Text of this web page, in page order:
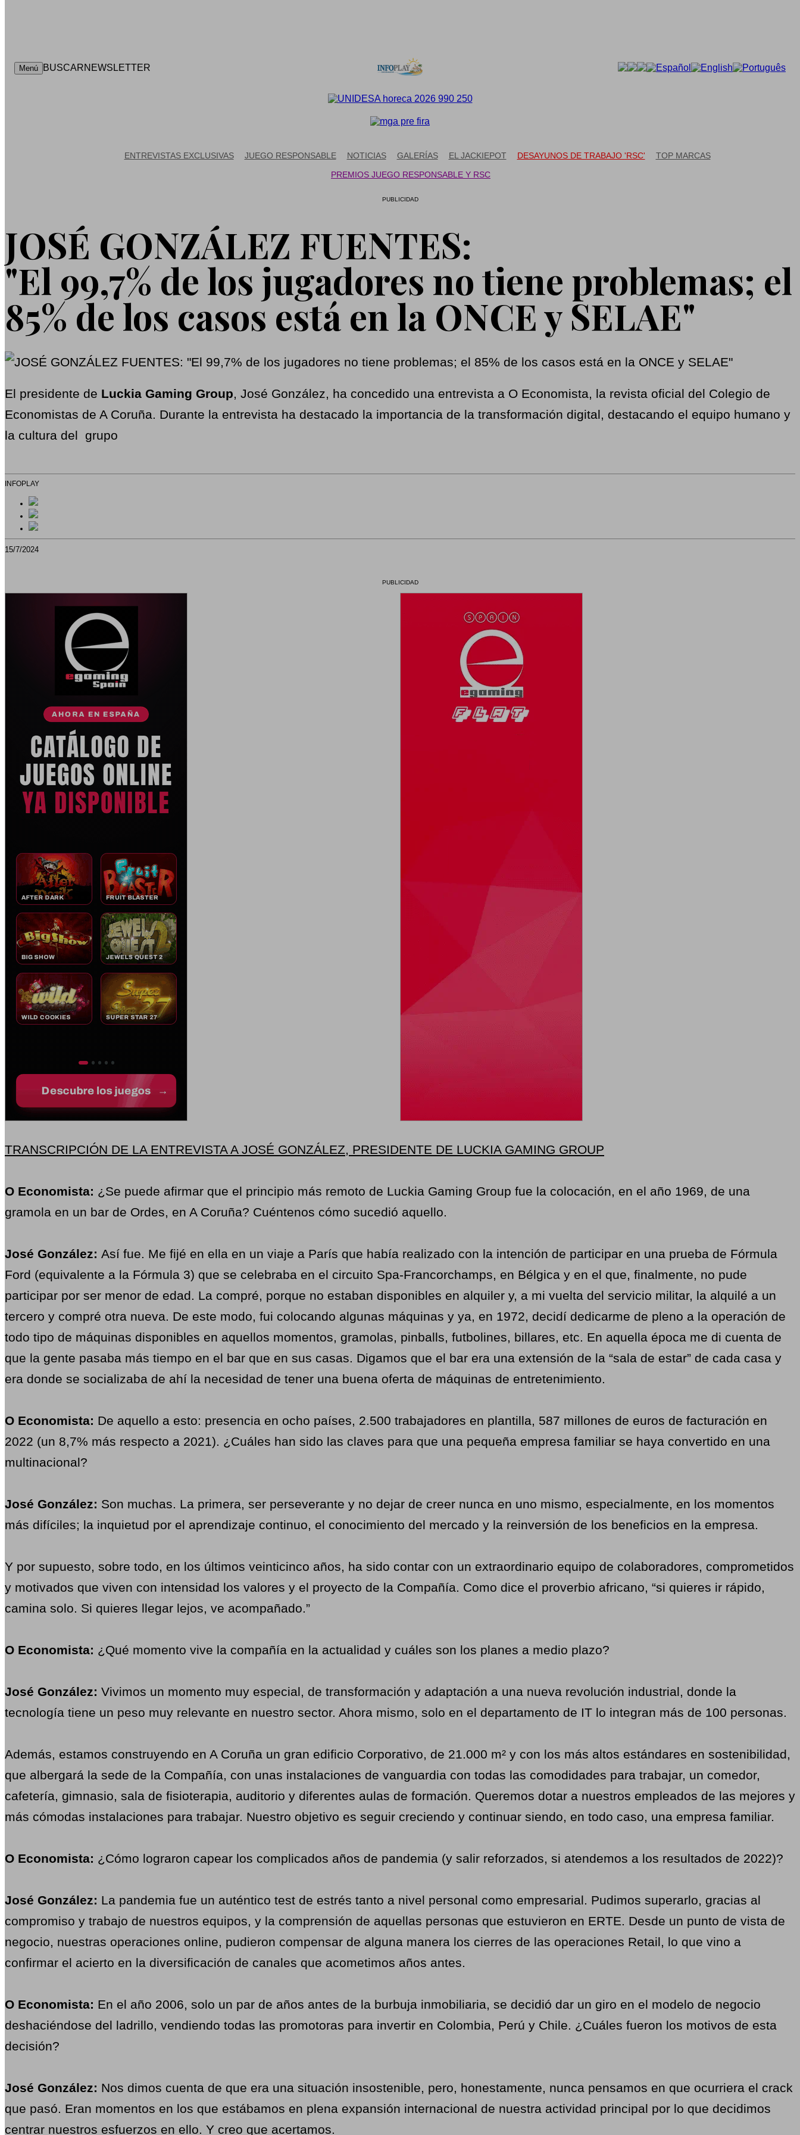
Menú BUSCARNEWSLETTER
ENTREVISTAS EXCLUSIVAS JUEGO RESPONSABLE NOTICIAS GALERÍAS EL JACKIEPOT DESAYUNOS DE TRABAJO 'RSC'
TOP MARCAS
PREMIOS JUEGO RESPONSABLE Y RSC
PUBLICIDAD
JOSÉ GONZÁLEZ FUENTES:
"El 99,7% de los jugadores no tiene problemas; el
85% de los casos está en la ONCE y SELAE"
El presidente de Luckia Gaming Group, José González, ha concedido una entrevista a O Economista, la revista oficial del Colegio de
Economistas de A Coruña. Durante la entrevista ha destacado la importancia de la transformación digital, destacando el equipo humano y
la cultura del grupo
INFOPLAY
15/7/2024
PUBLICIDAD
TRANSCRIPCIÓN DE LA ENTREVISTA A JOSÉ GONZÁLEZ, PRESIDENTE DE LUCKIA GAMING GROUP
O Economista: ¿Se puede afirmar que el principio más remoto de Luckia Gaming Group fue la colocación, en el año 1969, de una
gramola en un bar de Ordes, en A Coruña? Cuéntenos cómo sucedió aquello.
José González: Así fue. Me fijé en ella en un viaje a París que había realizado con la intención de participar en una prueba de Fórmula
Ford (equivalente a la Fórmula 3) que se celebraba en el circuito Spa-Francorchamps, en Bélgica y en el que, finalmente, no pude
participar por ser menor de edad. La compré, porque no estaban disponibles en alquiler y, a mi vuelta del servicio militar, la alquilé a un
tercero y compré otra nueva. De este modo, fui colocando algunas máquinas y ya, en 1972, decidí dedicarme de pleno a la operación de
todo tipo de máquinas disponibles en aquellos momentos, gramolas, pinballs, futbolines, billares, etc. En aquella época me di cuenta de
que la gente pasaba más tiempo en el bar que en sus casas. Digamos que el bar era una extensión de la “sala de estar” de cada casa y
era donde se socializaba de ahí la necesidad de tener una buena oferta de máquinas de entretenimiento.
O Economista: De aquello a esto: presencia en ocho países, 2.500 trabajadores en plantilla, 587 millones de euros de facturación en
2022 (un 8,7% más respecto a 2021). ¿Cuáles han sido las claves para que una pequeña empresa familiar se haya convertido en una
multinacional?
José González: Son muchas. La primera, ser perseverante y no dejar de creer nunca en uno mismo, especialmente, en los momentos
más difíciles; la inquietud por el aprendizaje continuo, el conocimiento del mercado y la reinversión de los beneficios en la empresa.
Y por supuesto, sobre todo, en los últimos veinticinco años, ha sido contar con un extraordinario equipo de colaboradores, comprometidos
y motivados que viven con intensidad los valores y el proyecto de la Compañía. Como dice el proverbio africano, “si quieres ir rápido,
camina solo. Si quieres llegar lejos, ve acompañado.”
O Economista: ¿Qué momento vive la compañía en la actualidad y cuáles son los planes a medio plazo?
José González: Vivimos un momento muy especial, de transformación y adaptación a una nueva revolución industrial, donde la
tecnología tiene un peso muy relevante en nuestro sector. Ahora mismo, solo en el departamento de IT lo integran más de 100 personas.
Además, estamos construyendo en A Coruña un gran edificio Corporativo, de 21.000 m² y con los más altos estándares en sostenibilidad,
que albergará la sede de la Compañía, con unas instalaciones de vanguardia con todas las comodidades para trabajar, un comedor,
cafetería, gimnasio, sala de fisioterapia, auditorio y diferentes aulas de formación. Queremos dotar a nuestros empleados de las mejores y
más cómodas instalaciones para trabajar. Nuestro objetivo es seguir creciendo y continuar siendo, en todo caso, una empresa familiar.
O Economista: ¿Cómo lograron capear los complicados años de pandemia (y salir reforzados, si atendemos a los resultados de 2022)?
José González: La pandemia fue un auténtico test de estrés tanto a nivel personal como empresarial. Pudimos superarlo, gracias al
compromiso y trabajo de nuestros equipos, y la comprensión de aquellas personas que estuvieron en ERTE. Desde un punto de vista de
negocio, nuestras operaciones online, pudieron compensar de alguna manera los cierres de las operaciones Retail, lo que vino a
confirmar el acierto en la diversificación de canales que acometimos años antes.
O Economista: En el año 2006, solo un par de años antes de la burbuja inmobiliaria, se decidió dar un giro en el modelo de negocio
deshaciéndose del ladrillo, vendiendo todas las promotoras para invertir en Colombia, Perú y Chile. ¿Cuáles fueron los motivos de esta
decisión?
José González: Nos dimos cuenta de que era una situación insostenible, pero, honestamente, nunca pensamos en que ocurriera el crack
que pasó. Eran momentos en los que estábamos en plena expansión internacional de nuestra actividad principal por lo que decidimos
centrar nuestros esfuerzos en ello. Y creo que acertamos.